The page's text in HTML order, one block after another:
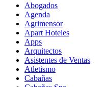
Abogados
Agenda
Agrimensor
Apart Hoteles
Apps
Arquitectos
Asistentes de Ventas
Atletismo
Cabañas